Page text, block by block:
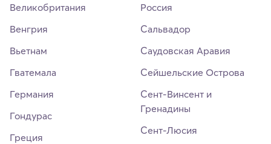
Великобритания
Венгрия
Вьетнам
Гватемала
Германия
Гондурас
Греция
Россия
Сальвадор
Саудовская Аравия
Сейшельские Острова
Сент-Винсент и
Гренадины
Сент-Люсия